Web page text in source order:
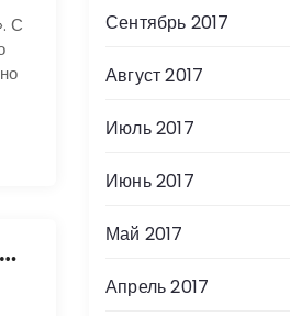
С
«А БУДЗЕ МОВА, БУДЗЕ I КАУБАСА…»
Сентябрь 2017
Август 2017
Июль 2017
Июнь 2017
Май 2017
Апрель 2017